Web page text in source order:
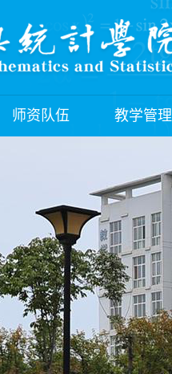
师资队伍 教学管理